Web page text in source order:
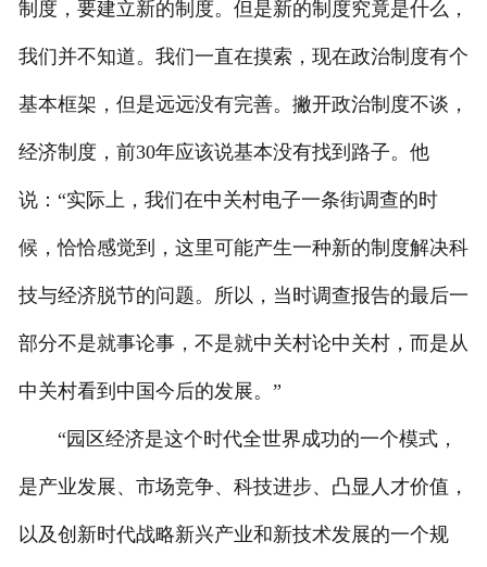
制度，要建立新的制度。但是新的制度究竟是什么，
我们并不知道。我们一直在摸索，现在政治制度有个
基本框架，但是远远没有完善。撇开政治制度不谈，
经济制度，前30年应该说基本没有找到路子。他
说：“实际上，我们在中关村电子一条街调查的时
候，恰恰感觉到，这里可能产生一种新的制度解决科
技与经济脱节的问题。所以，当时调查报告的最后一
部分不是就事论事，不是就中关村论中关村，而是从
中关村看到中国今后的发展。”
“园区经济是这个时代全世界成功的一个模式，
是产业发展、市场竞争、科技进步、凸显人才价值，
以及创新时代战略新兴产业和新技术发展的一个规